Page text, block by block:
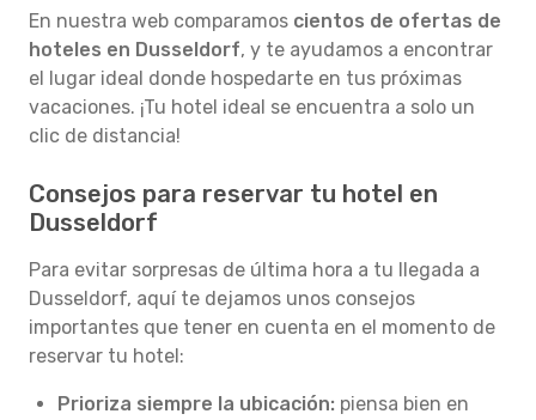
En nuestra web comparamos cientos de ofertas de
hoteles en Dusseldorf, y te ayudamos a encontrar
el lugar ideal donde hospedarte en tus próximas
vacaciones. ¡Tu hotel ideal se encuentra a solo un
clic de distancia!
Consejos para reservar tu hotel en
Dusseldorf
Para evitar sorpresas de última hora a tu llegada a
Dusseldorf, aquí te dejamos unos consejos
importantes que tener en cuenta en el momento de
reservar tu hotel:
Prioriza siempre la ubicación: piensa bien en